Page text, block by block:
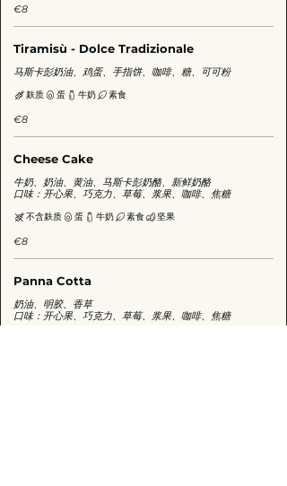
€8
Tiramisù - Dolce Tradizionale
马斯卡彭奶油、鸡蛋、手指饼、咖啡、糖、可可粉
€8
麸质 蛋 牛奶 素食
Cheese Cake
牛奶、奶油、黄油、马斯卡彭奶酪、新鲜奶酪
口味：开心果、巧克力、草莓、浆果、咖啡、焦糖
€8
不含麸质 蛋 牛奶 素食 坚果
Panna Cotta
奶油、明胶、香草
口味：开心果、巧克力、草莓、浆果、咖啡、焦糖